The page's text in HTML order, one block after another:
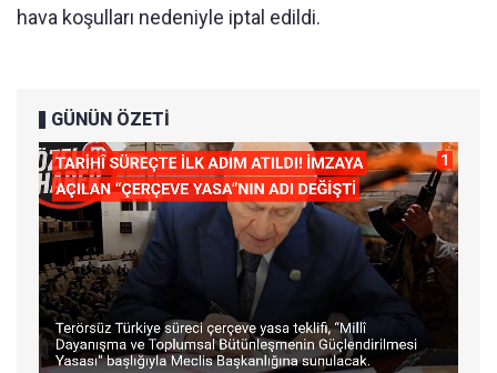
hava koşulları nedeniyle iptal edildi.
GÜNÜN ÖZETİ